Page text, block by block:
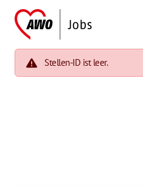
Stellen-ID ist leer.